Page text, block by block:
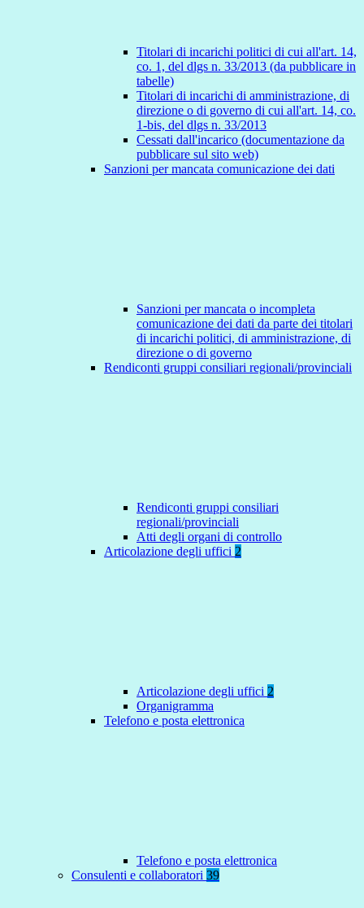
Titolari di incarichi politici di cui all'art. 14,
co. 1, del dlgs n. 33/2013 (da pubblicare in
tabelle)
Titolari di incarichi di amministrazione, di
direzione o di governo di cui all'art. 14, co.
1-bis, del dlgs n. 33/2013
Cessati dall'incarico (documentazione da
pubblicare sul sito web)
Sanzioni per mancata comunicazione dei dati
Sanzioni per mancata o incompleta
comunicazione dei dati da parte dei titolari
di incarichi politici, di amministrazione, di
direzione o di governo
Rendiconti gruppi consiliari regionali/provinciali
Rendiconti gruppi consiliari
regionali/provinciali
Atti degli organi di controllo
Articolazione degli uffici 2
Articolazione degli uffici 2
Organigramma
Telefono e posta elettronica
Telefono e posta elettronica
Consulenti e collaboratori 39